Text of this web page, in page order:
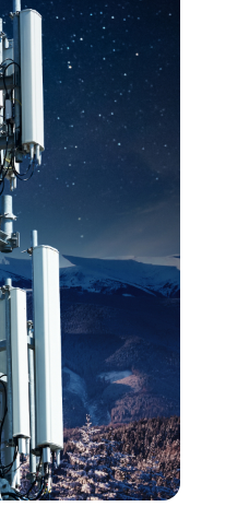
Соц. тармактар
SIM жеткирүү
MEGAда иште